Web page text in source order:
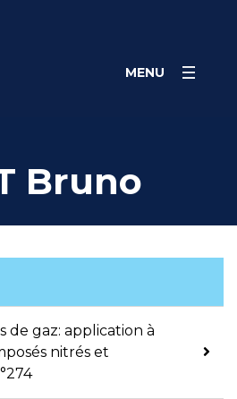
MENU
Bruno
de gaz: application à
nitrés et